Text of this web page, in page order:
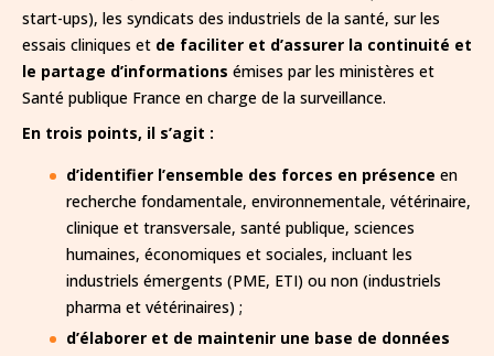
start-ups), les syndicats des industriels de la santé, sur les
essais cliniques et de faciliter et d’assurer la continuité et
le partage d’informations émises par les ministères et
Santé publique France en charge de la surveillance.
En trois points, il s’agit :
d’identifier l’ensemble des forces en présence en
recherche fondamentale, environnementale, vétérinaire,
clinique et transversale, santé publique, sciences
humaines, économiques et sociales, incluant les
industriels émergents (PME, ETI) ou non (industriels
pharma et vétérinaires) ;
d’élaborer et de maintenir une base de données